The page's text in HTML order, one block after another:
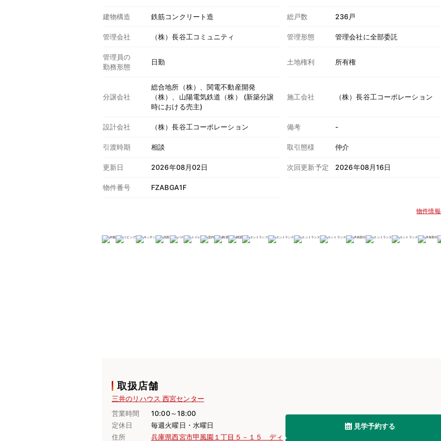
建物構造 鉄筋コンクリート造 総戸数 236戸
管理会社 （株）長谷工コミュニティ 管理形態 管理会社に全部委託
管理員の
勤務形態
日勤 土地権利 所有権
分譲会社
総合地所（株）、関電不動産開発
（株）、山陽電気鉄道（株） (新築分譲
時における売主)
施工会社 （株）長谷工コーポレーション
設計会社 （株）長谷工コーポレーション 備考 -
引渡時期 相談 取引態様 仲介
更新日 2026年08月02日 次回更新予定 2026年08月16日
物件番号 FZABGA1F
物件情
取扱店舗
三井のリハウス 西宮センター
営業時間
10:00～18:00
定休日
毎週火曜日・水曜日
住所
兵庫県西宮市甲風園１丁目５－１５ ディ
見学予約する